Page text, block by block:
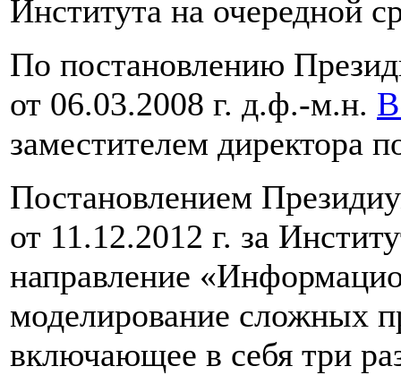
Института на очередной
По постановлению
от 06.03.2008 г. д.ф.-м.н.
заместителем директора
Постановлением
от 11.12.2012 г. за
направление
моделирование сложных
включающее в себя три